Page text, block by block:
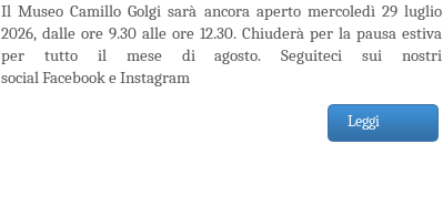
Il Museo Camillo Golgi sarà ancora aperto mercoledì 29 luglio
2026, dalle ore 9.30 alle ore 12.30. Chiuderà per la pausa estiva
per tutto il mese di agosto. Seguiteci sui nostri
social Facebook e Instagram
Leggi